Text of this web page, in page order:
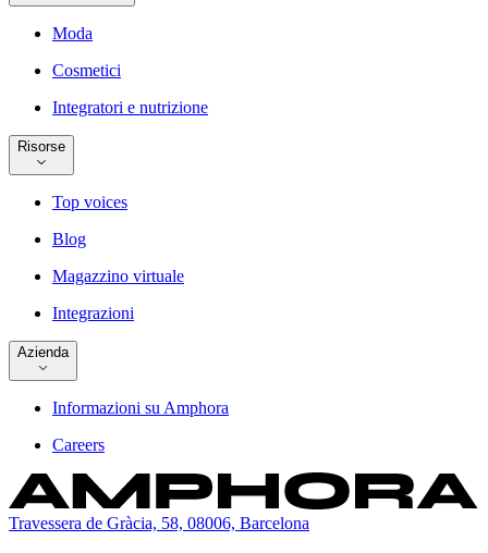
Moda
Cosmetici
Integratori e nutrizione
Risorse
Top voices
Blog
Magazzino virtuale
Integrazioni
Azienda
Informazioni su Amphora
Careers
Travessera de Gràcia, 58, 08006, Barcelona